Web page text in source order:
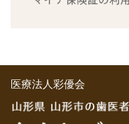
医療法人彩優会